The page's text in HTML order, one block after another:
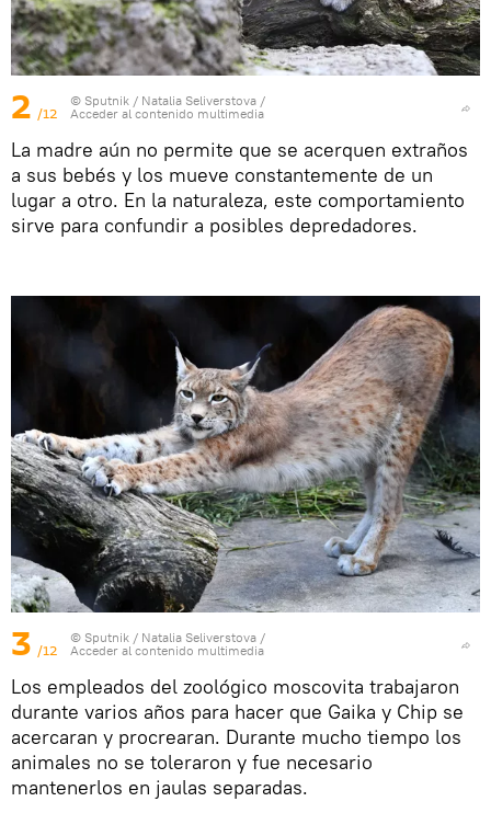
2 /12
© Sputnik / Natalia Seliverstova /
Acceder al contenido multimedia
La madre aún no permite que se acerquen extraños
a sus bebés y los mueve constantemente de un
lugar a otro. En la naturaleza, este comportamiento
sirve para confundir a posibles depredadores.
3 /12
© Sputnik / Natalia Seliverstova /
Acceder al contenido multimedia
Los empleados del zoológico moscovita trabajaron
durante varios años para hacer que Gaika y Chip se
acercaran y procrearan. Durante mucho tiempo los
animales no se toleraron y fue necesario
mantenerlos en jaulas separadas.